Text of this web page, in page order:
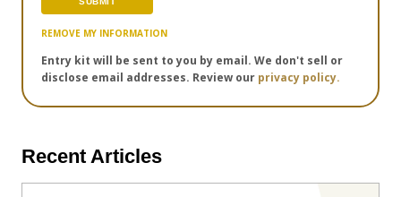
REMOVE MY INFORMATION
Entry kit will be sent to you by email. We don't sell or
disclose email addresses. Review our privacy policy.
Recent Articles